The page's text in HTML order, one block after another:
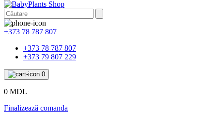
+373 78 787 807
+373 78 787 807
+373 79 807 229
0
0 MDL
Finalizează comanda